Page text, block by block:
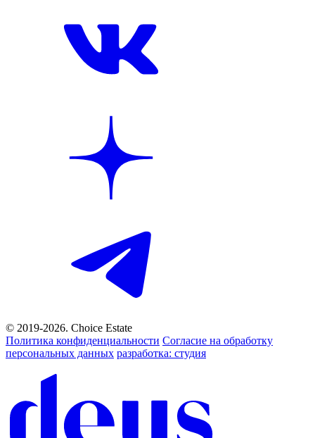
© 2019-2026. Choice Estate
Политика конфиденциальности Согласие на обработку
персональных данных разработка: студия